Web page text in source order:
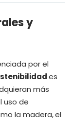
y
por el
es
más
uso de
la madera, el